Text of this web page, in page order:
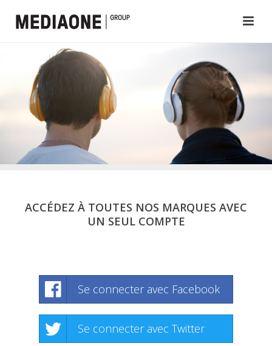
ACCÉDEZ À TOUTES NOS MARQUES AVEC
UN SEUL COMPTE
Se connecter avec Facebook
Se connecter avec Twitter